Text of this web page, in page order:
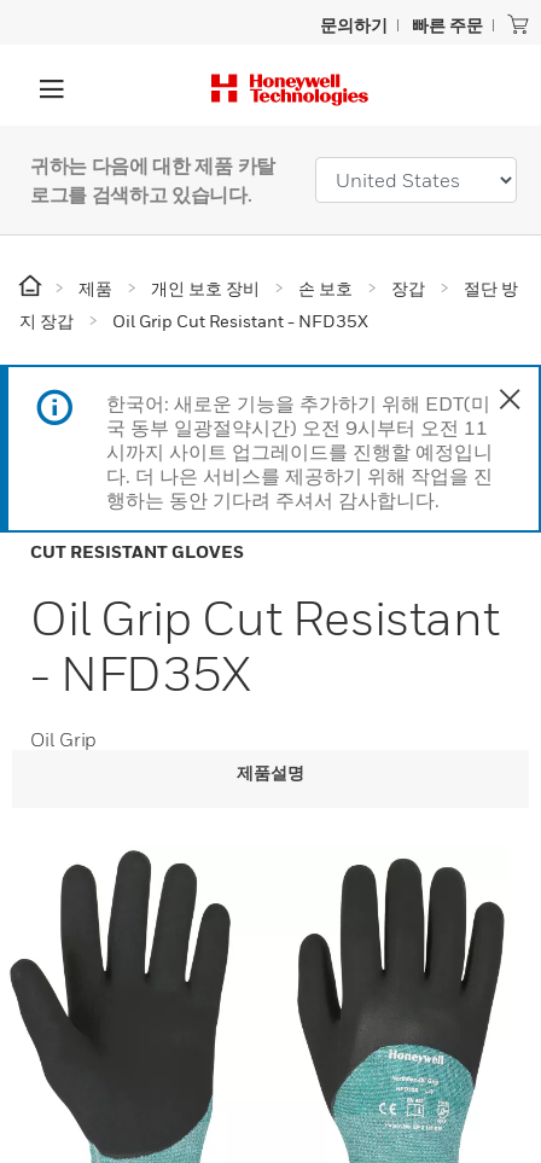
문의하기 빠른 주문
귀하는 다음에 대한 제품 카탈
로그를 검색하고 있습니다.
제품 개인 보호 장비 손 보호 장갑
절단 방
지 장갑
Oil Grip Cut Resistant - NFD35X
한국어: 새로운 기능을 추가하기 위해 EDT(미
국 동부 일광절약시간) 오전 9시부터 오전 11
시까지 사이트 업그레이드를 진행할 예정입니
다. 더 나은 서비스를 제공하기 위해 작업을 진
행하는 동안 기다려 주셔서 감사합니다.
CUT RESISTANT GLOVES
Oil Grip Cut Resistant
- NFD35X
Oil Grip
제품설명